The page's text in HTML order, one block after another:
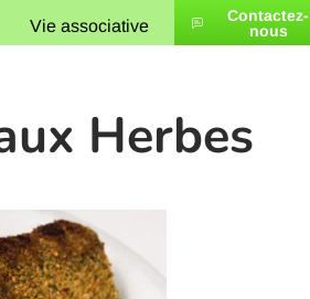
Vie associative
Contactez-
nous
Herbes